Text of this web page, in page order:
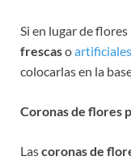
Si en lugar de
frescasoartificiales
colocarlas en la
Coronas de flores
Lascoronas de